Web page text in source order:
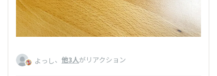
よっし、 他3人がリアクション